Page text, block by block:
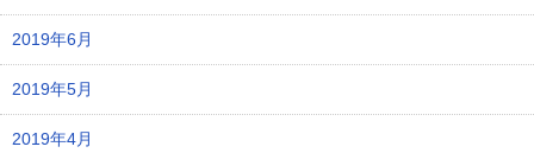
2019年6月
2019年5月
2019年4月